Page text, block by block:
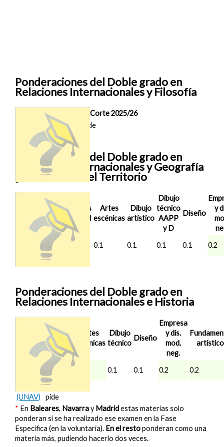
Ponderaciones del Doble grado en
Relaciones Internacionales y Filosofía
Nota de Corte 2025/26
Madrid (UFV) No se pide
Ponderaciones del Doble grado en
Relaciones Internacionales y Geografía
y Ordenación del Territorio
Nota de
Corte
2025/26
Análisis
musical
Artes
escénicas
Dibujo
artístico
Dibujo
técnico
AAPP
y D
Diseño
y
11.722 0.1 0.1 0.1 0.1 0.2
Ponderaciones del Doble grado en
Relaciones Internacionales e Historia
Nota de
Corte
2025/26
Artes
escénicas
Dibujo
técnico
Diseño
Empresa
y dis.
mod.
neg.
12.964 0.1 0.1 0.2
0.2
Navarra
(UNAV)
No se
pide
* En Baleares, NavarrayMadridestas materias solo
ponderan si se ha realizado ese examen en la Fase
Específica (en la voluntaria). En el restoponderan como una
materia más, pudiendo hacerlo dos veces.